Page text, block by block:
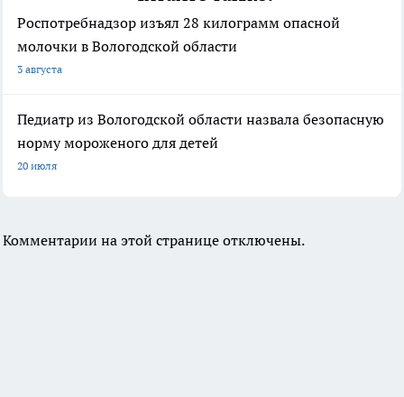
Роспотребнадзор изъял 28 килограмм опасной
молочки в Вологодской области
3 августа
Педиатр из Вологодской области назвала безопасную
норму мороженого для детей
20 июля
Комментарии на этой странице отключены.